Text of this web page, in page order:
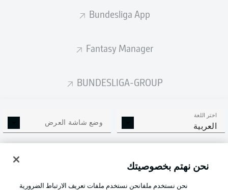
Bundesliga App
Fantasy Manager
BUNDESLIGA-GROUP
اختر اللغة
العربية وضع شاشة العرض
تسجيل الدخولنحن نهتم بخصوصيتك
نحن نستخدم ملفانحن نستخدم ملفات تعريف الارتباط الضرورية